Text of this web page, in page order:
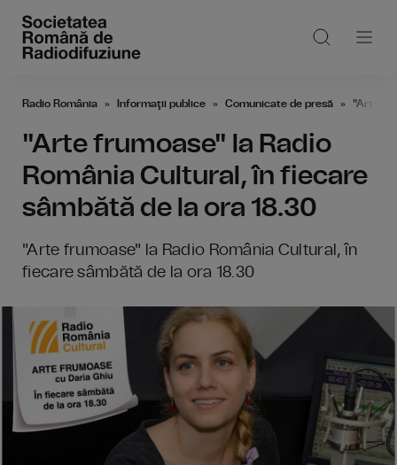
Radio România Informaţii publice Comunicate de presă "Arte
"Arte frumoase" la Radio
România Cultural, în fiecare
sâmbătă de la ora 18.30
"Arte frumoase" la Radio România Cultural, în
fiecare sâmbătă de la ora 18.30